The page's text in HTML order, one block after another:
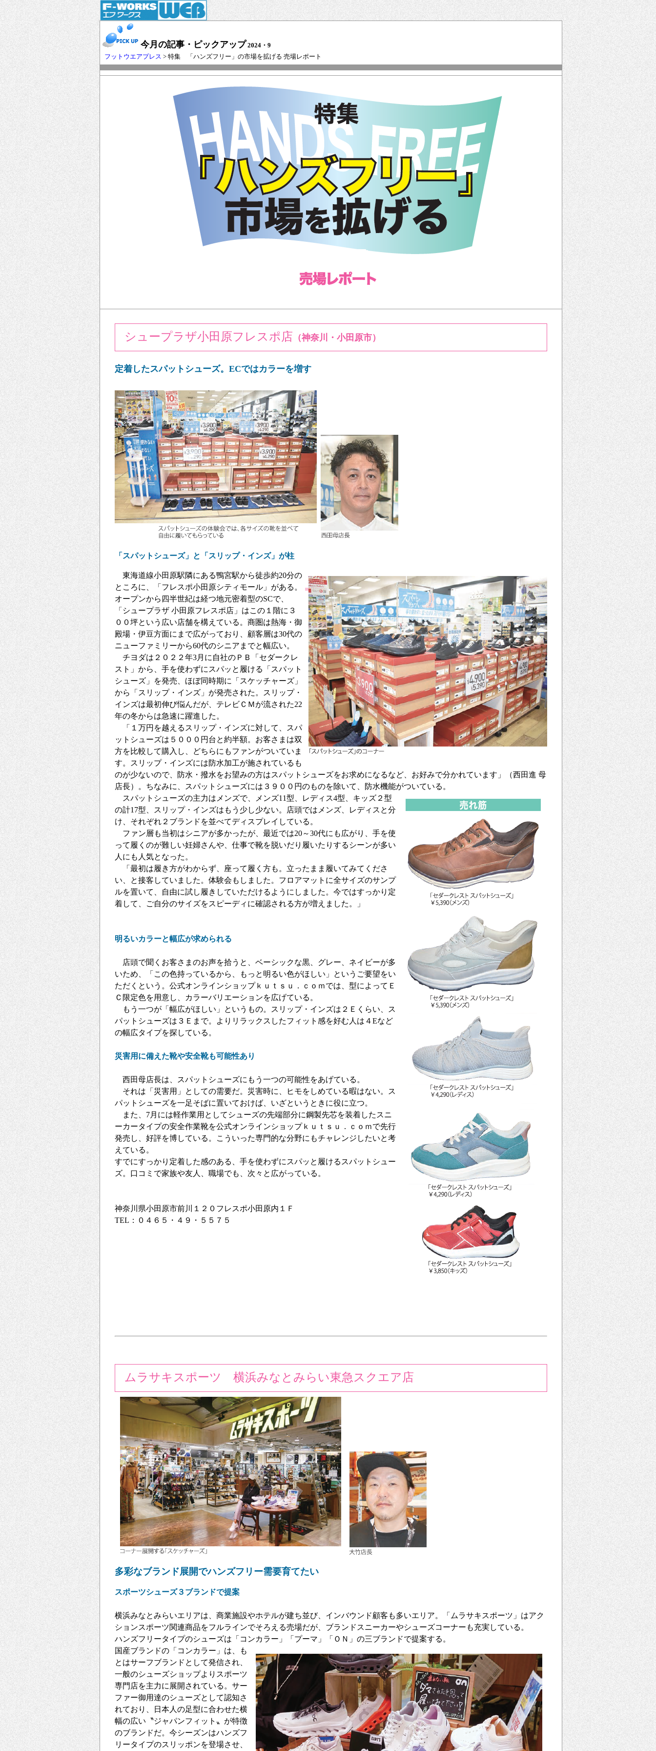
今月の記事・ピックアップ 2024・9
フットウエアプレス > 特集 「ハンズフリー」の市場を拡げる 売場レポート
シュープラザ小田原フレスポ店 （神奈川・小田原市）
定着したスパットシューズ。ECではカラーを増す
「スパットシューズ」と「スリップ・インズ」が柱
東海道線小田原駅隣にある鴨宮駅から徒歩約20分の
ところに、「フレスポ小田原シティモール」がある。
オープンから四半世紀は経つ地元密着型のSCで、
「シュープラザ 小田原フレスポ店」はこの１階に３
００坪という広い店舗を構えている。商圏は熱海・御
殿場・伊豆方面にまで広がっており、顧客層は30代の
ニューファミリーから60代のシニアまでと幅広い。
チヨダは２０２２年3月に自社のＰＢ「セダークレ
スト」から、手を使わずにスパッと履ける「スパット
シューズ」を発売、ほぼ同時期に「スケッチャーズ」
から「スリップ・インズ」が発売された。スリップ・
インズは最初伸び悩んだが、テレビＣＭが流された22
年の冬からは急速に躍進した。
「１万円を越えるスリップ・インズに対して、スパ
ットシューズは５０００円台と約半額。お客さまは双
方を比較して購入し、どちらにもファンがついていま
す。スリップ・インズには防水加工が施されているも
のが少ないので、防水・撥水をお望みの方はスパットシューズをお求めになるなど、お好みで分かれています」（西田進 母
店長）。ちなみに、スパットシューズには３９００円のものを除いて、防水機能がついている。
スパットシューズの主力はメンズで、メンズ11型、レディス4型、キッズ２型
の計17型、スリップ・インズはもう少し少ない。店頭ではメンズ、レディスと分
け、それぞれ２ブランドを並べてディスプレイしている。
ファン層も当初はシニアが多かったが、最近では20～30代にも広がり、手を使
って履くのが難しい妊婦さんや、仕事で靴を脱いだり履いたりするシーンが多い
人にも人気となった。
「最初は履き方がわからず、座って履く方も。立ったまま履いてみてくださ
い、と接客していました。体験会もしました。フロアマットに全サイズのサンプ
ルを置いて、自由に試し履きしていただけるようにしました。今ではすっかり定
着して、ご自分のサイズをスピーディに確認される方が増えました。」
明るいカラーと幅広が求められる
店頭で聞くお客さまのお声を拾うと、ベーシックな黒、グレー、ネイビーが多
いため、「この色持っているから、もっと明るい色がほしい」というご要望をい
ただくという。公式オンラインショップｋｕｔｓｕ．ｃｏｍでは、型によってＥ
Ｃ限定色を用意し、カラーバリエーションを広げている。
もう一つが「幅広がほしい」というもの。スリップ・インズは２Ｅくらい、ス
パットシューズは３Ｅまで。よりリラックスしたフィット感を好む人は４Eなど
の幅広タイプを探している。
災害用に備えた靴や安全靴も可能性あり
西田母店長は、スパットシューズにもう一つの可能性をあげている。
それは「災害用」としての需要だ。災害時に、ヒモをしめている暇はない。ス
パットシューズを一足そばに置いておけば、いざというときに役に立つ。
また、7月には軽作業用としてシューズの先端部分に鋼製先芯を装着したスニ
ーカータイプの安全作業靴を公式オンラインショップｋｕｔｓｕ．ｃｏｍで先行
発売し、好評を博している。こういった専門的な分野にもチャレンジしたいと考
えている。
すでにすっかり定着した感のある、手を使わずにスパッと履けるスパットシュー
ズ。口コミで家族や友人、職場でも、次々と広がっている。
神奈川県小田原市前川１２０フレスポ小田原内１Ｆ
TEL：０４６５・４９・５５７５
ムラサキスポーツ 横浜みなとみらい東急スクエア店
多彩なブランド展開でハンズフリー需要育てたい
スポーツシューズ３ブランドで提案
横浜みなとみらいエリアは、商業施設やホテルが建ち並び、インバウンド顧客も多いエリア。「ムラサキスポーツ」はアク
ションスポーツ関連商品をフルラインでそろえる売場だが、ブランドスニーカーやシューズコーナーも充実している。
ハンズフリータイプのシューズは「コンカラー」「プーマ」「ＯＮ」の三ブランドで提案する。
国産ブランドの「コンカラー」は、も
とはサーフブランドとして発信され、
一般のシューズショップよりスポーツ
専門店を主力に展開されている。サー
ファー御用達のシューズとして認知さ
れており、日本人の足型に合わせた横
幅の広い〝ジャパンフィット〟が特徴
のブランドだ。今シーズンはハンズフ
リータイプのスリッポンを登場させ、